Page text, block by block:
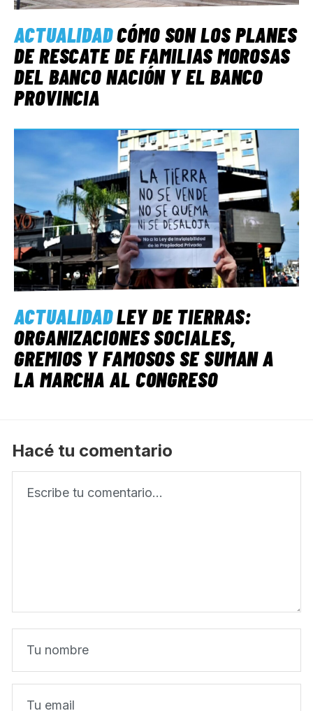
ACTUALIDADCÓMO SON LOS PLANES
DE RESCATE DE FAMILIAS MOROSAS
DEL BANCO NACIÓN Y EL BANCO
PROVINCIA
ACTUALIDADLEY DE TIERRAS:
ORGANIZACIONES SOCIALES,
GREMIOS Y FAMOSOS SE SUMAN A
LA MARCHA AL CONGRESO
Hacé tu comentario